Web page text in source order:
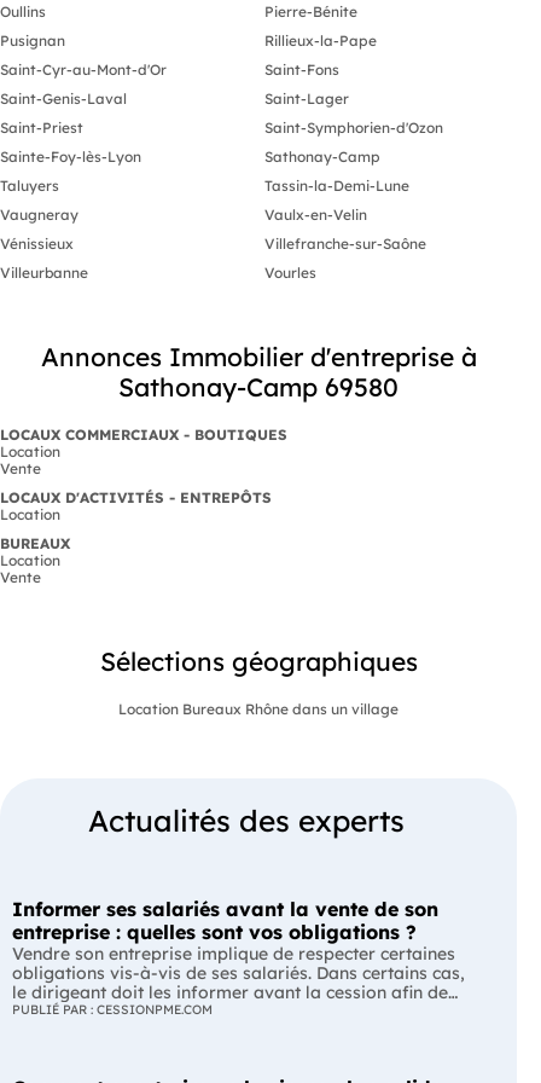
Oullins
Pierre-Bénite
Pusignan
Rillieux-la-Pape
Saint-Cyr-au-Mont-d'Or
Saint-Fons
Saint-Genis-Laval
Saint-Lager
Saint-Priest
Saint-Symphorien-d'Ozon
Sainte-Foy-lès-Lyon
Sathonay-Camp
Taluyers
Tassin-la-Demi-Lune
Vaugneray
Vaulx-en-Velin
Vénissieux
Villefranche-sur-Saône
Villeurbanne
Vourles
Annonces Immobilier d'entreprise à
Sathonay-Camp 69580
LOCAUX COMMERCIAUX - BOUTIQUES
Location
Vente
LOCAUX D'ACTIVITÉS - ENTREPÔTS
Location
BUREAUX
Location
Vente
Sélections géographiques
Location Bureaux Rhône dans un village
Actualités des experts
Informer ses salariés avant la vente de son
entreprise : quelles sont vos obligations ?
Vendre son entreprise implique de respecter certaines
obligations vis-à-vis de ses salariés. Dans certains cas,
le dirigeant doit les informer avant la cession afin de
leur permettre, s'ils le souhaitent, de présenter une offre
PUBLIÉ PAR : CESSIONPME.COM